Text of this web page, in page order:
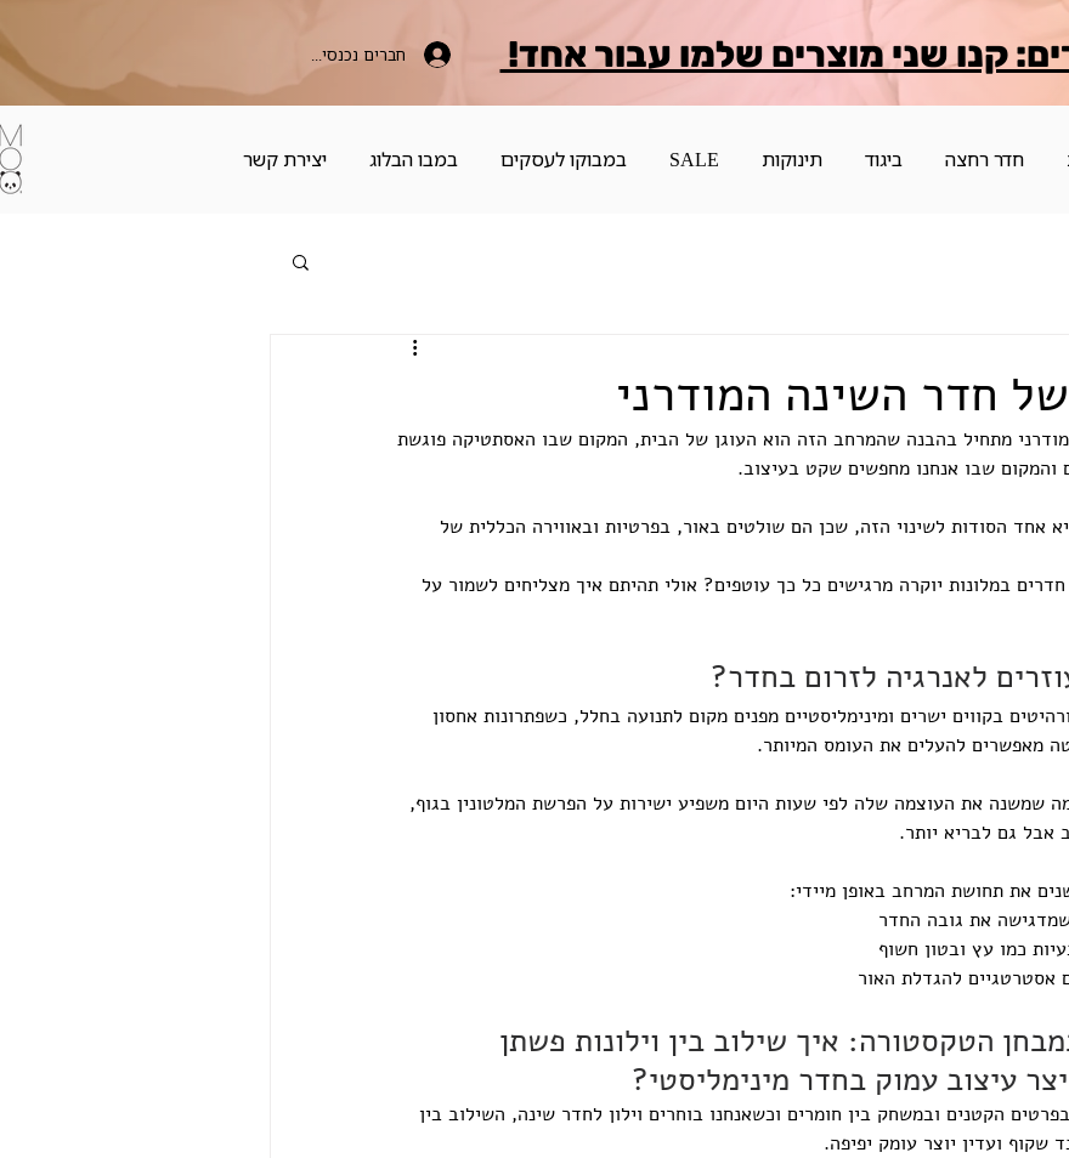
חברים נכנסים כאן קנו שני מוצרים שלמו עבור אחד!
חדר רחצה ביגוד תינוקות SALE במבוקו לעסקים במבו הבלוג יצירת קשר
חדר השינה המודרני
מתחיל בהבנה שהמרחב הזה הוא העוגן של הבית, המקום שבו האסתטיקה פוגשת
והמקום שבו אנחנו מחפשים שקט בעיצוב.
אחד הסודות לשינוי הזה, שכן הם שולטים באור, בפרטיות ובאווירה הכללית של
במלונות יוקרה מרגישים כל כך עוטפים? אולי תהיתם איך מצליחים לשמור על
לאנרגיה לזרום בחדר?
בקווים ישרים ומינימליסטיים מפנים מקום לתנועה בחלל, כשפתרונות אחסון
מאפשרים להעלים את העומס המיותר.
שמשנה את העוצמה שלה לפי שעות היום משפיע ישירות על הפרשת המלטונין בגוף,
גם לבריא יותר.
את תחושת המרחב באופן מיידי:
שמדגישה את גובה החדר
כמו עץ ובטון חשוף
אסטרטגיים להגדלת האור
הטקסטורה: איך שילוב בין וילונות פשתן
יצר עיצוב עמוק בחדר מינימליסטי?
הקטנים ובמשחק בין חומרים וכשאנחנו בוחרים וילון לחדר שינה, השילוב בין
ועדין יוצר עומק יפיפה.